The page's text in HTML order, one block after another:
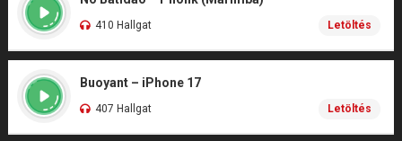
410 Hallgat Letöltés
Buoyant – iPhone 17
407 Hallgat Letöltés